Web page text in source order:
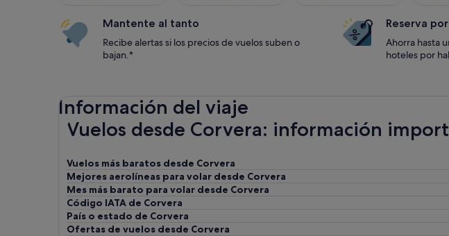
Mantente al tanto
Recibe alertas si los precios de vuelos suben o
bajan.*
Reserva
Ahorra hasta
hoteles por
Información del viaje
Vuelos desde Corvera: información
Vuelos más baratos desde Corvera
Mejores aerolíneas para volar desde Corvera
Mes más barato para volar desde Corvera
Código IATA de Corvera
País o estado de Corvera
Ofertas de vuelos desde Corvera